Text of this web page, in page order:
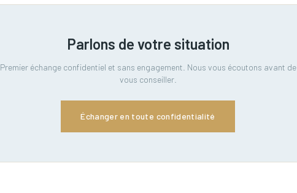
Parlons de votre situation
Premier échange confidentiel et sans engagement. Nous vous écoutons avant de
vous conseiller.
Échanger en toute confidentialité